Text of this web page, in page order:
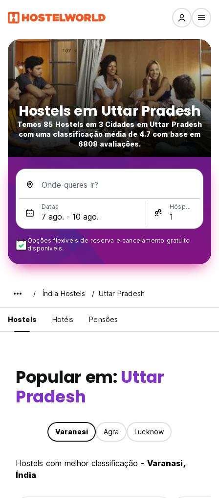
Hostels em Uttar Pradesh
Temos 85 Hostels em 3 Cidades em Uttar Pradesh
com uma classificação média de 4.7 com base em
6808 avaliações.
Onde queres ir?
Datas Hóspedes
Opções flexíveis de reserva e cancelamento gratuito
disponíveis.
Índia Hostels Uttar Pradesh
Hostels Hotéis Pensões
Popular em: Uttar
Pradesh
Varanasi Agra Lucknow
hostels com melhor classificação - Varanasi,
Índia